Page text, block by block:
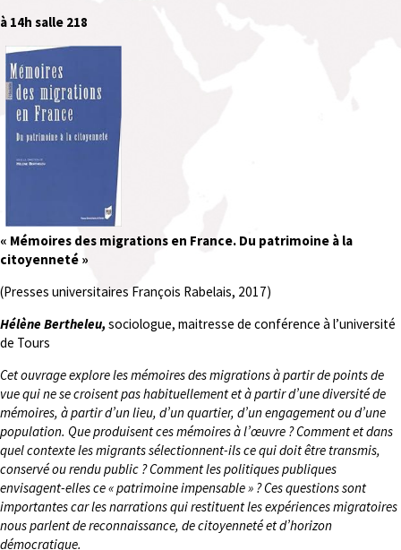
à 14h salle 218
« Mémoires des migrations en France. Du patrimoine à la
citoyenneté »
(Presses universitaires François Rabelais, 2017)
Hélène Bertheleu, sociologue, maitresse de conférence à l’université
de Tours
Cet ouvrage explore les mémoires des migrations à partir de points de
vue qui ne se croisent pas habituellement et à partir d’une diversité de
mémoires, à partir d’un lieu, d’un quartier, d’un engagement ou d’une
population. Que produisent ces mémoires à l’œuvre ? Comment et dans
quel contexte les migrants sélectionnent-ils ce qui doit être transmis,
conservé ou rendu public ? Comment les politiques publiques
envisagent-elles ce « patrimoine impensable » ? Ces questions sont
importantes car les narrations qui restituent les expériences migratoires
nous parlent de reconnaissance, de citoyenneté et d’horizon
démocratique.